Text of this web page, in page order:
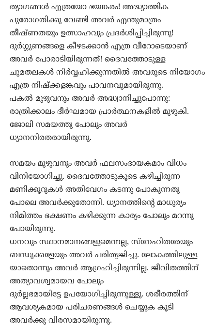
ത്യാഗങ്ങൾ എത്രയോ ഭയങ്കരം! അദ്ധ്യാത്മിക
പുരോഗതിക്കു വേണ്ടി അവർ എന്തുമാത്രം
തീഷ്ണതയും ഉത്സാഹവും പ്രദർശിപ്പിച്ചിരുന്നു!
ദുർഗ്ഗുണങ്ങളെ കീഴടക്കാൻ എത്ര വീറോടെയാണ്
അവർ പോരാടിയിരുന്നത്! ദൈവത്തോടുള്ള
ചുമതലകൾ നിർവ്വഹിക്കുന്നതിൽ അവരുടെ നിയോഗം
എത്ര നിഷ്ക്കളങ്കവും പാവനവുമായിരുന്നു.
പകൽ മുഴുവനും അവർ അദ്ധ്വാനിച്ചുപോന്നു:
രാത്രിക്കാലം ദീർഘമായ പ്രാർത്ഥനകളിൽ മുഴുകി.
ജോലി സമയത്തു പോലും അവർ
ധ്യാനനിരതരായിരുന്നു.
സമയം മുഴുവനും അവർ ഫലസംദായകമാം വിധം
വിനിയോഗിച്ചു. ദൈവത്തോടുകൂടെ കഴിച്ചിരുന്ന
മണിക്കൂറുകൾ അതിവേഗം കടന്നു പോകുന്നതു
പോലെ അവർക്കുതോന്നി. ധ്യാനത്തിന്റെ മാധുര്യം
നിമിത്തം ഭക്ഷണം കഴിക്കുന്ന കാര്യം പോലും മറന്നു
പോയിരുന്നു.
ധനവും സ്ഥാനമാനങ്ങളുമെന്നല്ല, സ്നേഹിതരേയും
ബന്ധുക്കളേയും അവർ പരിത്യജിച്ചു. ലോകത്തിലുള്ള
യാതൊന്നും അവർ ആഗ്രഹിച്ചിരുന്നില്ല. ജീവിതത്തിന്
അത്യാവശ്വമായവ പോലും
ദുർല്ലഭമായിട്ടേ ഉപയോഗിച്ചിരുന്നുള്ളൂ. ശരീരത്തിന്
ആവശ്യകമായ പരിചരണങ്ങൾ ചെയ്യുക കൂടി
അവർക്കു വിരസമായിരുന്നു.